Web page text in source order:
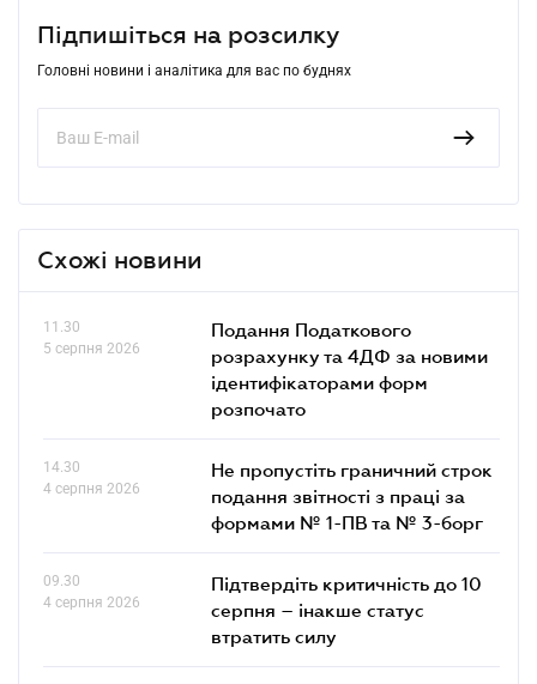
Підпишіться на розсилку
Головні новини і аналітика для вас по буднях
Схожі новини
11.30
5 серпня 2026
Подання Податкового
розрахунку та 4ДФ за новими
ідентифікаторами форм
розпочато
14.30
4 серпня 2026
Не пропустіть граничний строк
подання звітності з праці за
формами № 1-ПВ та № 3-борг
09.30
4 серпня 2026
Підтвердіть критичність до 10
серпня – інакше статус
втратить силу